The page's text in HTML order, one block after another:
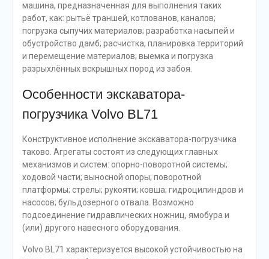
машина, предназначенная для выполнения таких
работ, как: рытьё траншей, котлованов, каналов;
погрузка сыпучих материалов; разработка насыпей и
обустройство дамб; расчистка, планировка территорий
и перемещение материалов; выемка и погрузка
разрыхлённых вскрышных пород из забоя.
Особенности экскаватора-
погрузчика Volvo BL71
Конструктивное исполнение экскаватора-погрузчика
таково. Агрегаты состоят из следующих главных
механизмов и систем: опорно-поворотной системы;
ходовой части; выносной опоры; поворотной
платформы; стрелы; рукояти; ковша; гидроцилиндров и
насосов; бульдозерного отвала. Возможно
подсоединение гидравлических ножниц, ямобура и
(или) другого навесного оборудования.
Volvo BL71 характеризуется высокой устойчивостью на